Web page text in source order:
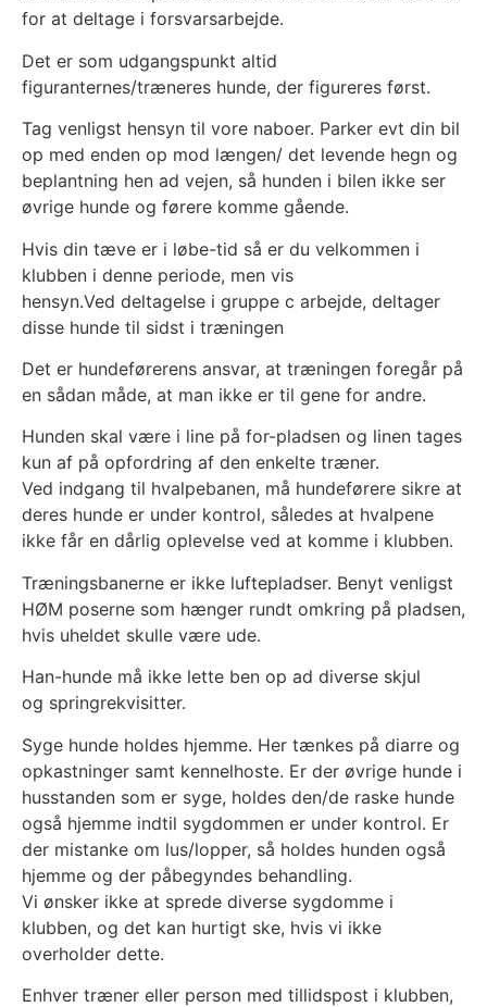
for at deltage i forsvarsarbejde.
Det er som udgangspunkt altid
figuranternes/træneres hunde, der figureres først.
Tag venligst hensyn til vore naboer. Parker evt din bil
op med enden op mod længen/ det levende hegn og
beplantning hen ad vejen, så hunden i bilen ikke ser
øvrige hunde og førere komme gående.
Hvis din tæve er i løbe-tid så er du velkommen i
klubben i denne periode, men vis
hensyn.Ved deltagelse i gruppe c arbejde, deltager
disse hunde til sidst i træningen
Det er hundeførerens ansvar, at træningen foregår på
en sådan måde, at man ikke er til gene for andre.
Hunden skal være i line på for-pladsen og linen tages
kun af på opfordring af den enkelte træner.
Ved indgang til hvalpebanen, må hundeførere sikre at
deres hunde er under kontrol, således at hvalpene
ikke får en dårlig oplevelse ved at komme i klubben.
Træningsbanerne er ikke luftepladser. Benyt venligst
HØM poserne som hænger rundt omkring på pladsen,
hvis uheldet skulle være ude.
Han-hunde må ikke lette ben op ad diverse skjul
og springrekvisitter.
Syge hunde holdes hjemme. Her tænkes på diarre og
opkastninger samt kennelhoste. Er der øvrige hunde i
husstanden som er syge, holdes den/de raske hunde
også hjemme indtil sygdommen er under kontrol. Er
der mistanke om lus/lopper, så holdes hunden også
hjemme og der påbegyndes behandling.
Vi ønsker ikke at sprede diverse sygdomme i
klubben, og det kan hurtigt ske, hvis vi ikke
overholder dette.
Enhver træner eller person med tillidspost i klubben,